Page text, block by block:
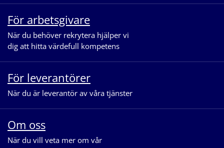
För arbetsgivare
När du behöver rekrytera hjälper vi
dig att hitta värdefull kompetens
För leverantörer
När du är leverantör av våra tjänster
Om oss
När du vill veta mer om vår